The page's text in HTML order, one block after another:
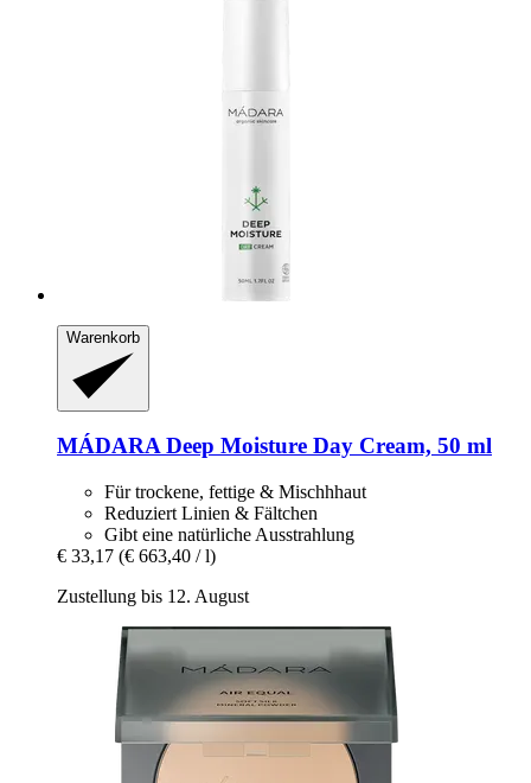
Warenkorb
MÁDARADeep Moisture Day Cream, 50 ml
Für trockene, fettige & Mischhhaut
Reduziert Linien & Fältchen
Gibt eine natürliche Ausstrahlung
€ 33,17 (€ 663,40 / l)
Zustellung bis 12. August